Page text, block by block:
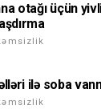
otağı üçün
ilə soba